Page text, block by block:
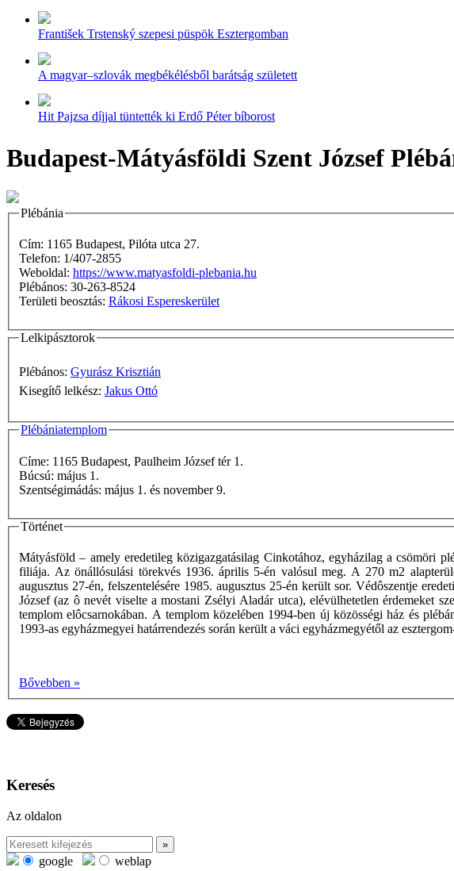
František Trstenský szepesi püspök Esztergomban
A magyar–szlovák megbékélésből barátság született
Hit Pajzsa díjjal tüntették ki Erdő Péter bíborost
Budapest-Mátyásföldi Szent József
Plébánia
Cím: 1165 Budapest, Pilóta utca 27.
Telefon: 1/407-2855
Weboldal: https://www.matyasfoldi-plebania.hu
Plébános: 30-263-8524
Területi beosztás: Rákosi Espereskerület
Lelkipásztorok
Plébános: Gyurász Krisztián
Kisegítő lelkész: Jakus Ottó
Plébániatemplom
Címe: 1165 Budapest, Paulheim József tér 1.
Búcsú: május 1.
Szentségimádás: május 1. és november 9.
Történet
Mátyásföld – amely eredetileg közigazgatásilag Cinkotához, egyházilag a csömöri
filiája. Az önállósulási törekvés 1936. április 5-én valósul meg. A 270 m2
augusztus 27-én, felszentelésére 1985. augusztus 25-én került sor. Védôszentje
József (az ô nevét viselte a mostani Zsélyi Aladár utca), elévülhetetlen érdemeket
templom elôcsarnokában. A templom közelében 1994-ben új közösségi ház és
1993-as egyházmegyei határrendezés során került a váci egyházmegyétől az
Bővebben »
Keresés
Az oldalon
google
weblap